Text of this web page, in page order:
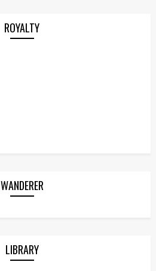
ROYALTY
WANDERER
LIBRARY